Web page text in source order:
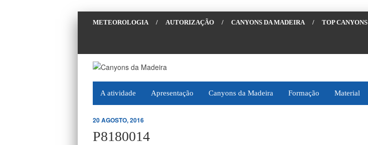
METEOROLOGIA / AUTORIZAÇÃO / CANYONS DA MADEIRA / TOP CANYONS
A atividade Apresentação Canyons da Madeira Formação Material
20 AGOSTO, 2016
P8180014